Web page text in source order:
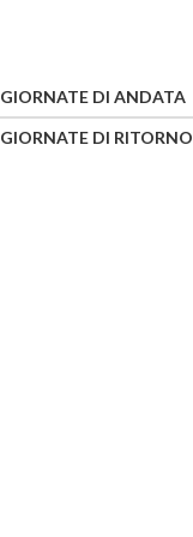
GIORNATE DI ANDATA
GIORNATE DI RITORNO